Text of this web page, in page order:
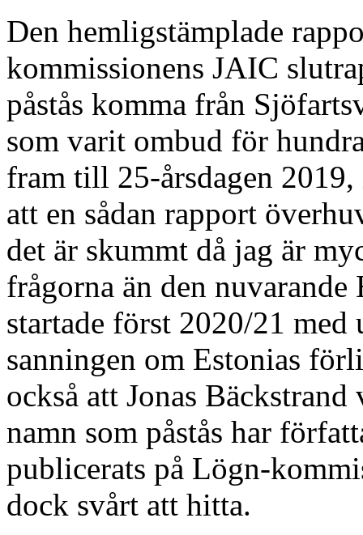
Den hemligstämplade
kommissionens JAIC
påstås komma från
som varit ombud för
fram till 25-årsdagen
att en sådan rapport
det är skummt då jag är
frågorna än den
startade först 2020/21
sanningen om Estonias
också att Jonas
namn som påstås har
publicerats på Lögn-
dock svårt att hitta.